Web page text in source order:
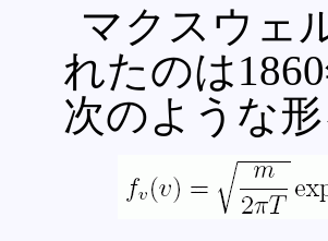
マクスウェ
れたのは
次のような